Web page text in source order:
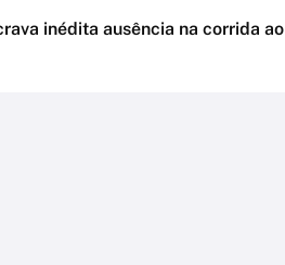
inédita ausência na corrida ao